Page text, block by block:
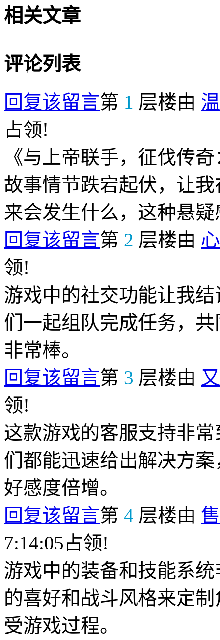
相关文章
评论列表
回复该留言第 1 层楼由
占领!
《与上帝联手，征伐传
故事情节跌宕起伏，让
来会发生什么，这种悬
回复该留言第 2 层楼由
领!
游戏中的社交功能让我
们一起组队完成任务，
非常棒。
回复该留言第 3 层楼由
领!
这款游戏的客服支持非
们都能迅速给出解决方
好感度倍增。
回复该留言第 4 层楼由
7:14:05占领!
游戏中的装备和技能系
的喜好和战斗风格来定
受游戏过程。